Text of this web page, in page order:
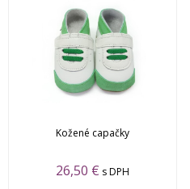
Kožené capačky
26,50 € s DPH